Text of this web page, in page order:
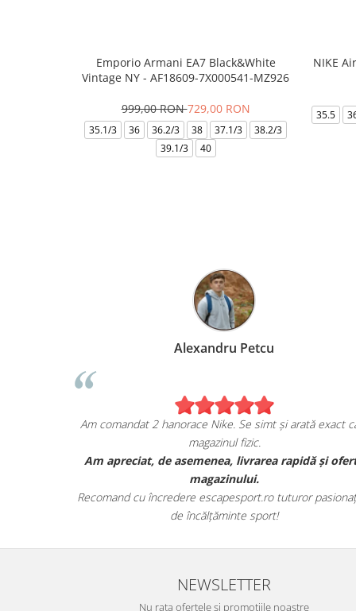
Emporio Armani EA7 Black&White
Vintage NY - AF18609-7X000541-MZ926
999,00 RON729,00 RON
35.1/3 36 36.2/3 38 37.1/3
38.2/3
39.1/3
40
NIKE
35.5
Alexandru Petcu
Am comandat 2 hanorace Nike. Se simt și arată exact
magazinul fizic.
Am apreciat, de asemenea, livrarea rapidă și
magazinului.
Recomand cu încredere escapesport.ro tuturor
de încălțăminte sport!
NEWSLETTER
Nu rata ofertele si promotiile noastre